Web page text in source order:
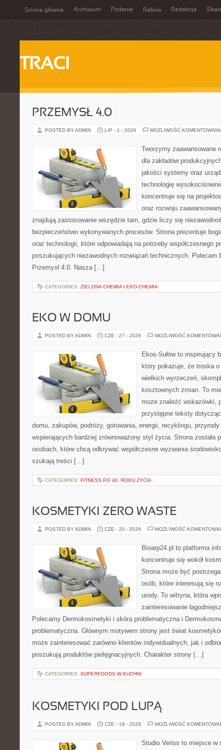
Strona główna Archiwum Podanie Raków Redakcja
TRACI
PRZEMYSŁ 4.0
POSTED BY ADMIN LIP - 1 - 2026 MOŻLIWOŚĆ
Tworzymy zaawansowane
dla zakładów
jakości systemy oraz
technologię
koncentruje się na
oraz rozwoju
znajdują zastosowanie wszędzie tam, gdzie liczy się
bezpieczeństwo wykonywanych procesów. Strona prezentuje
oraz technologii, które odpowiadają na potrzeby współczesnego
poszukujących niezawodnych rozwiązań technicznych. Polecam
Przemysł 4.0. Nasza […]
CATEGORIES: ZIELONA CHEMIA I EKO-CHEMIA
EKO W DOMU
POSTED BY ADMIN CZE - 27 - 2026 MOŻLIWOŚĆ
Ekos-Sułów to inspirujący
który pokazuje, że troska
wielkich wyrzeczeń,
kosztownych zmian. To
może znaleźć wskazówki,
przystępne teksty
domu, zakupów, podróży, gotowania, energii, recyklingu,
wspierających bardziej zrównoważony styl życia. Strona została
osobach, które chcą odkrywać współczesne wyzwania
szukają treści […]
CATEGORIES: FITNESS PO 40. ROKU ŻYCIA
KOSMETYKI ZERO WASTE
POSTED BY ADMIN CZE - 20 - 2026 MOŻLIWOŚĆ
Bioarp24.pl to platforma
koncentruje się wokół
Strona może być
osób, które interesują się
urody. To witryna, która
zainteresowanie
Polecamy Dermokosmetyki i skóra problematyczna i
problematyczna. Głównym motywem strony jest świat
może zainteresować zarówno klientów indywidualnych, jak i
poszukują produktów pielęgnacyjnych. Charakter strony […]
CATEGORIES: SUPERFOODS W KUCHNI
KOSMETYKI POD LUPĄ
POSTED BY ADMIN CZE - 19 - 2026 MOŻLIWOŚĆ
Studio Veriss to miejsce w